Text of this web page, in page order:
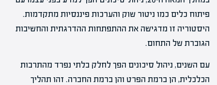
פיתוח כלים כמו ניטור שוק והערכות פיננסיות מתקדמות.
היסטוריה זו מדגישה את ההתפתחות ההדרגתית והחשיבות
הגוברת של התחום.
עם השנים, ניהול סיכונים הפך לחלק בלתי נפרד מהתרבות
הכלכלית, הן ברמת הפרט והן ברמת החברה. זהו תהליך